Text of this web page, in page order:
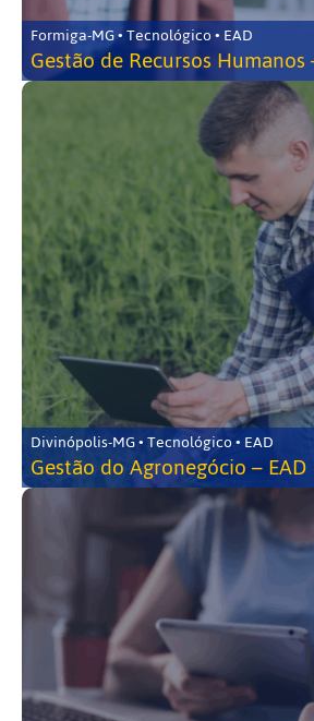
Formiga-MG • Tecnológico • EAD
Gestão de Recursos Humanos
Divinópolis-MG • Tecnológico • EAD
Gestão do Agronegócio – EAD